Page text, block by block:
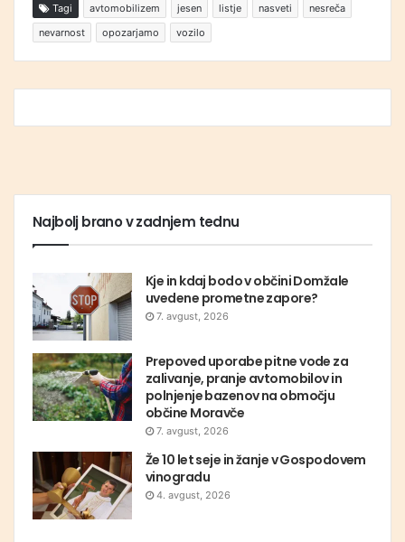
Tagi avtomobilizem jesen listje nasveti
nesreča
nevarnost
opozarjamo vozilo
Najbolj brano v zadnjem tednu
Kje in kdaj bodo v občini Domžale
uvedene prometne zapore?
7. avgust, 2026
Prepoved uporabe pitne vode za
zalivanje, pranje avtomobilov in
polnjenje bazenov na območju
občine Moravče
7. avgust, 2026
Že 10 let seje in žanje v Gospodovem
vinogradu
4. avgust, 2026